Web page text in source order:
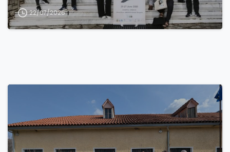
22/07/2026